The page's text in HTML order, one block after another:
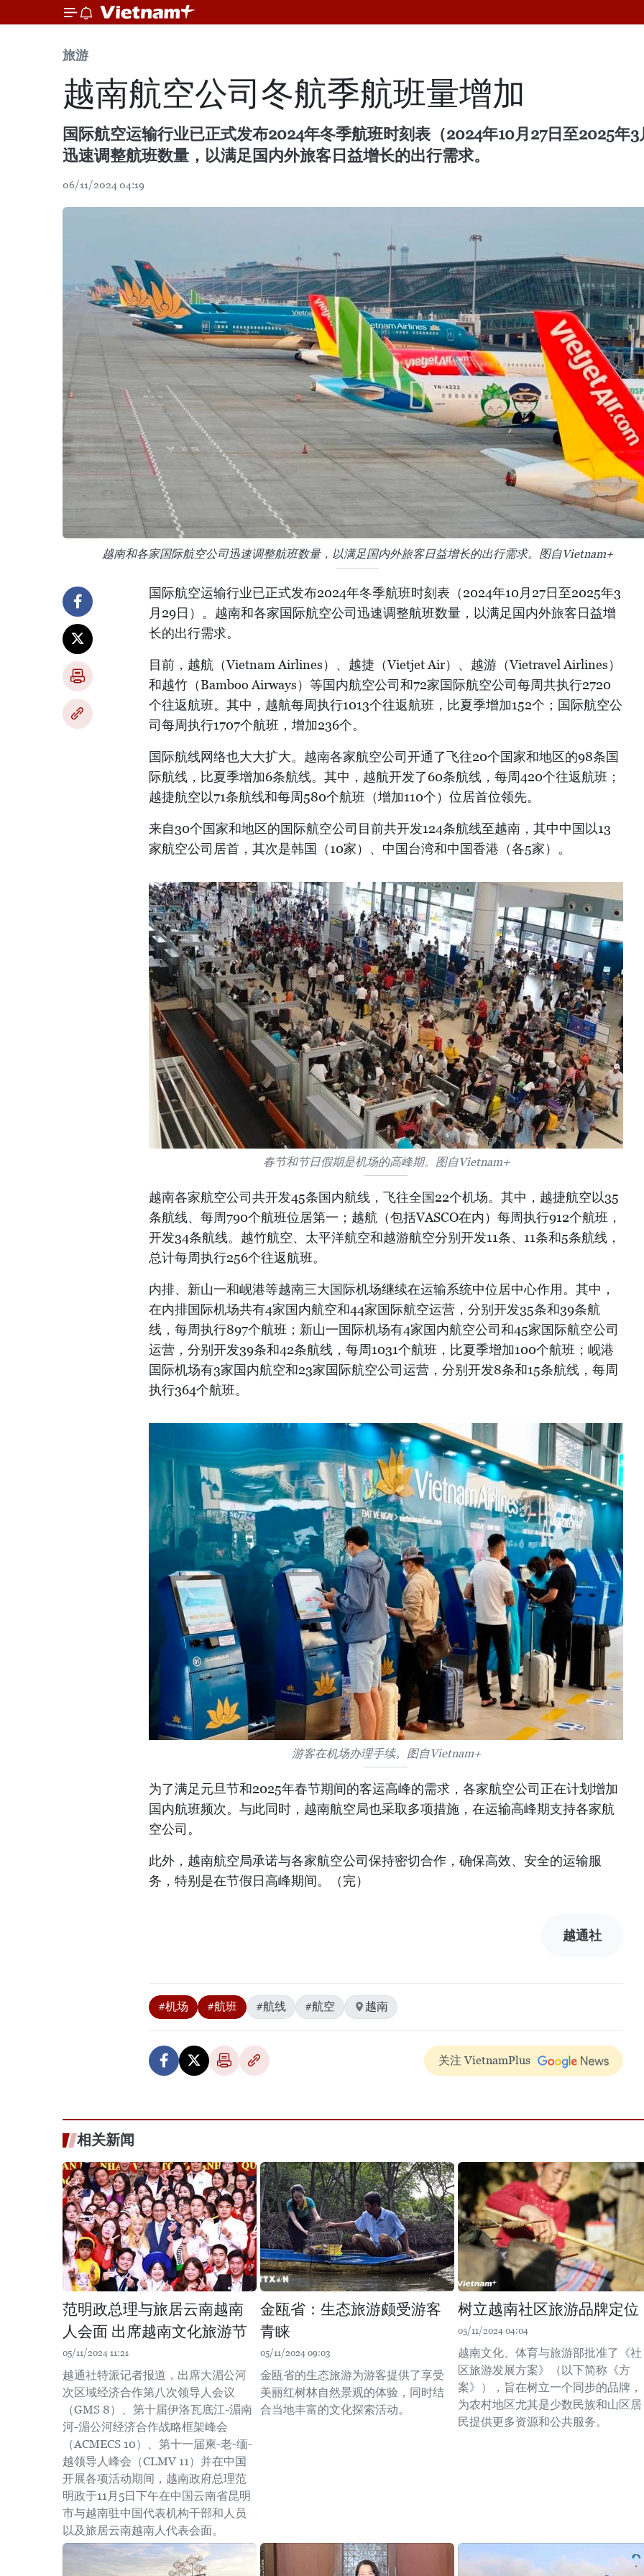
旅游
越南航空公司冬航季航班量增加
国际航空运输行业已正式发布2024年冬季航班时刻表（2024年10月27日至2025年
迅速调整航班数量，以满足国内外旅客日益增长的出行需求。
06/11/2024 04:19
越南和各家国际航空公司迅速调整航班数量，以满足国内外旅客日益增长的出行需求。图自Vietnam+
国际航空运输行业已正式发布2024年冬季航班时刻表（2024年10月27日至2025年3
月29日）。越南和各家国际航空公司迅速调整航班数量，以满足国内外旅客日益增
长的出行需求。
目前，越航（Vietnam Airlines）、越捷（Vietjet Air）、越游（Vietravel Airlines）
和越竹（Bamboo Airways）等国内航空公司和72家国际航空公司每周共执行2720
个往返航班。其中，越航每周执行1013个往返航班，比夏季增加152个；国际航空公
司每周执行1707个航班，增加236个。
国际航线网络也大大扩大。越南各家航空公司开通了飞往20个国家和地区的98条国
际航线，比夏季增加6条航线。其中，越航开发了60条航线，每周420个往返航班；
越捷航空以71条航线和每周580个航班（增加110个）位居首位领先。
来自30个国家和地区的国际航空公司目前共开发124条航线至越南，其中中国以13
家航空公司居首，其次是韩国（10家）、中国台湾和中国香港（各5家）。
春节和节日假期是机场的高峰期。图自Vietnam+
越南各家航空公司共开发45条国内航线，飞往全国22个机场。其中，越捷航空以35
条航线、每周790个航班位居第一；越航（包括VASCO在内）每周执行912个航班，
开发34条航线。越竹航空、太平洋航空和越游航空分别开发11条、11条和5条航线，
总计每周执行256个往返航班。
内排、新山一和岘港等越南三大国际机场继续在运输系统中位居中心作用。其中，
在内排国际机场共有4家国内航空和44家国际航空运营，分别开发35条和39条航
线，每周执行897个航班；新山一国际机场有4家国内航空公司和45家国际航空公司
运营，分别开发39条和42条航线，每周1031个航班，比夏季增加100个航班；岘港
国际机场有3家国内航空和23家国际航空公司运营，分别开发8条和15条航线，每周
执行364个航班。
游客在机场办理手续。图自Vietnam+
为了满足元旦节和2025年春节期间的客运高峰的需求，各家航空公司正在计划增加
国内航班频次。与此同时，越南航空局也采取多项措施，在运输高峰期支持各家航
空公司。
此外，越南航空局承诺与各家航空公司保持密切合作，确保高效、安全的运输服
务，特别是在节假日高峰期间。（完）
越通社
#机场 #航班 #航线 #航空 越南
关注 VietnamPlus
相关新闻
范明政总理与旅居云南越南
人会面 出席越南文化旅游节
05/11/2024 11:21
越通社特派记者报道，出席大湄公河
次区域经济合作第八次领导人会议
（GMS 8）、第十届伊洛瓦底江-湄南
河-湄公河经济合作战略框架峰会
（ACMECS 10）、第十一届柬-老-缅-
越领导人峰会（CLMV 11）并在中国
开展各项活动期间，越南政府总理范
明政于11月5日下午在中国云南省昆明
市与越南驻中国代表机构干部和人员
以及旅居云南越南人代表会面。
金瓯省：生态旅游颇受游客
青睐
05/11/2024 09:03
金瓯省的生态旅游为游客提供了享受
美丽红树林自然景观的体验，同时结
合当地丰富的文化探索活动。
树立越南社区旅游品牌定位
05/11/2024 04:04
越南文化、体育与旅游部批准了《社
区旅游发展方案》（以下简称《方
案》），旨在树立一个同步的品牌，
为农村地区尤其是少数民族和山区居
民提供更多资源和公共服务。